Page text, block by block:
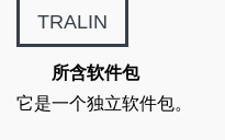
TRALIN
所含软件包
它是一个独立软件包。